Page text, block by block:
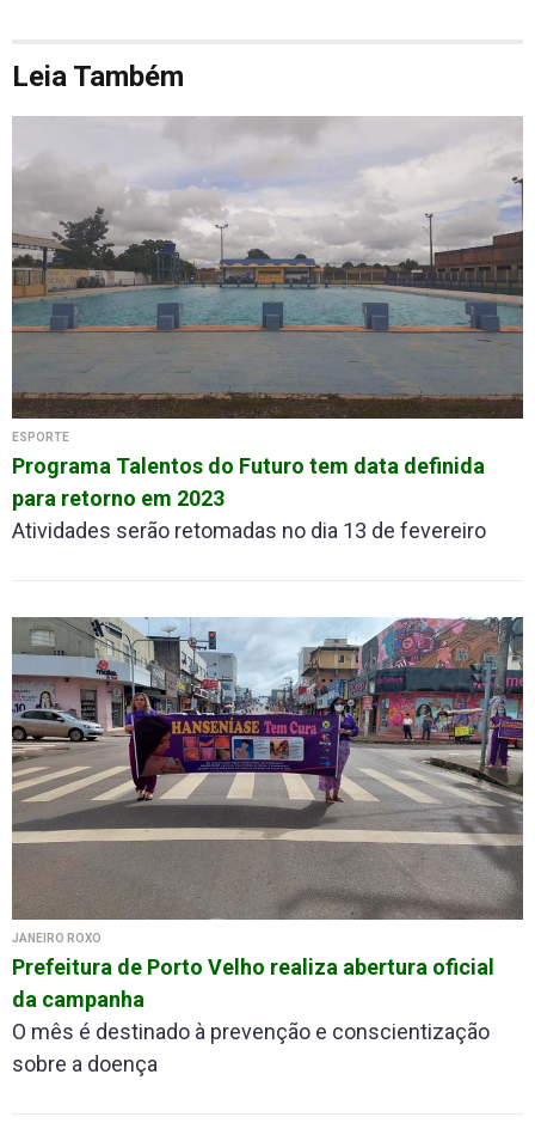
Leia Também
ESPORTE
Programa Talentos do Futuro tem data definida
para retorno em 2023
Atividades serão retomadas no dia 13 de fevereiro
JANEIRO ROXO
Prefeitura de Porto Velho realiza abertura oficial
da campanha
O mês é destinado à prevenção e conscientização
sobre a doença